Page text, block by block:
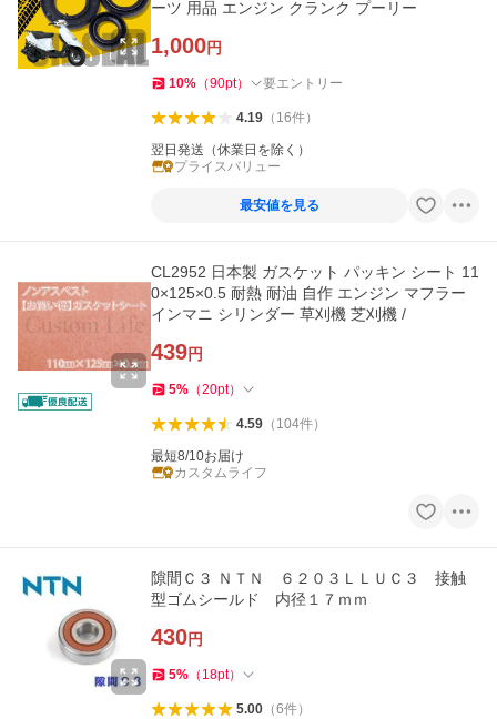
ーツ 用品 エンジン クランク プーリー
1,000円
10% （90pt） 要エントリー
4.19（ 16件）
翌日発送（休業日を除く）
プライスバリュー
最安値を見る
CL2952 日本製 ガスケット パッキン シート 11
0×125×0.5 耐熱 耐油 自作 エンジン マフラー
インマニ シリンダー 草刈機 芝刈機 /
439円
5% （20pt）
4.59（ 104件）
最短8/10お届け
カスタムライフ
隙間Ｃ３ ＮＴＮ ６２０３ＬＬＵＣ３ 接触
型ゴムシールド 内径１７ｍｍ
430円
5% （ 18pt）
5.00（6件）